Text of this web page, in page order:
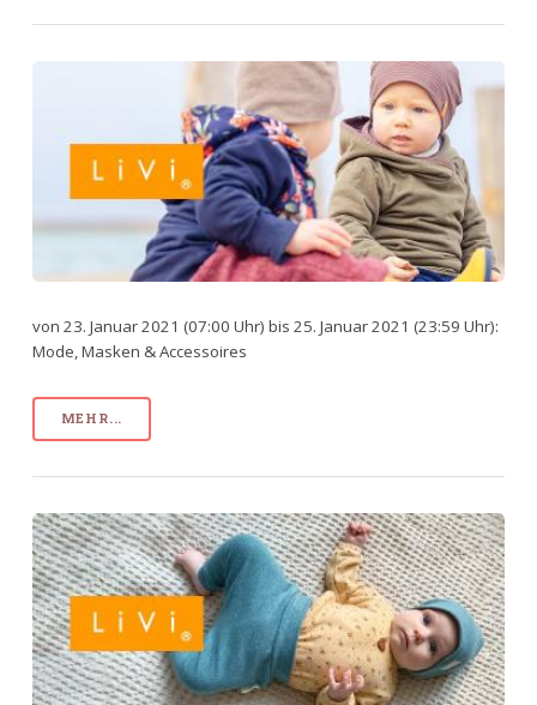
von 23. Januar 2021 (07:00 Uhr) bis 25. Januar 2021 (23:59 Uhr):
Mode, Masken & Accessoires
MEHR...